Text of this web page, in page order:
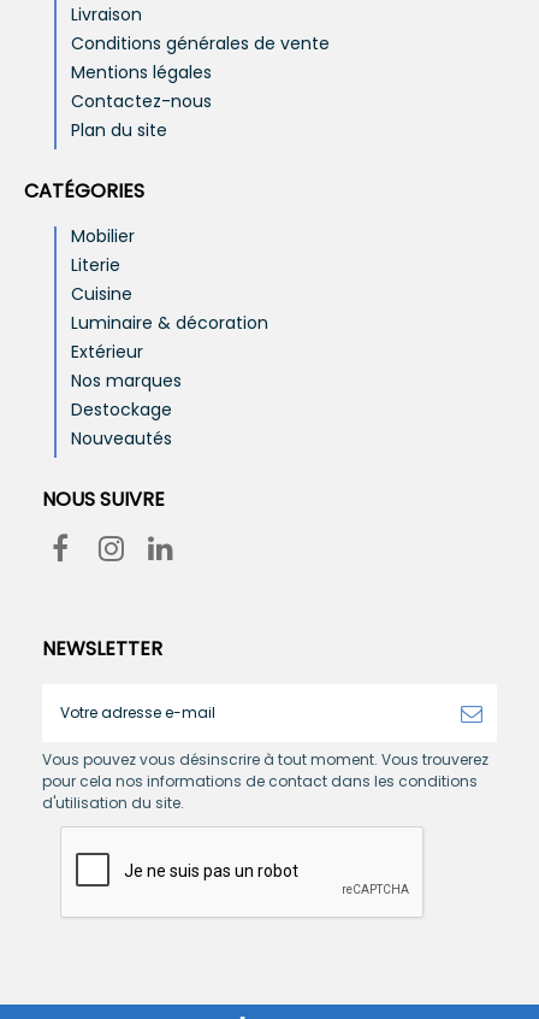
Livraison
Conditions générales de vente
Mentions légales
Contactez-nous
Plan du site
CATÉGORIES
Mobilier
Literie
Cuisine
Luminaire & décoration
Extérieur
Nos marques
Destockage
Nouveautés
NOUS SUIVRE
NEWSLETTER
Vous pouvez vous désinscrire à tout moment. Vous trouverez
pour cela nos informations de contact dans les conditions
d'utilisation du site.